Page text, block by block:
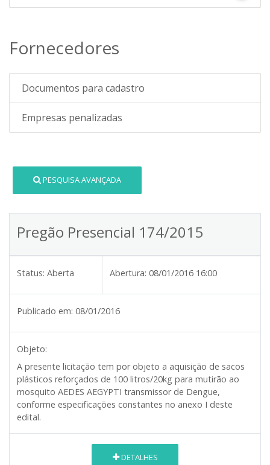
Fornecedores
Documentos para cadastro
Empresas penalizadas
PESQUISA AVANÇADA
Pregão Presencial 174/2015
Status: Aberta Abertura: 08/01/2016 16:00
Publicado em: 08/01/2016
Objeto:
A presente licitação tem por objeto a aquisição de sacos
plásticos reforçados de 100 litros/20kg para mutirão ao
mosquito AEDES AEGYPTI transmissor de Dengue,
conforme especificações constantes no anexo I deste
edital.
DETALHES